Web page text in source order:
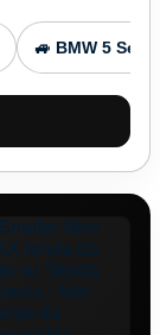
🚙 BMW 5